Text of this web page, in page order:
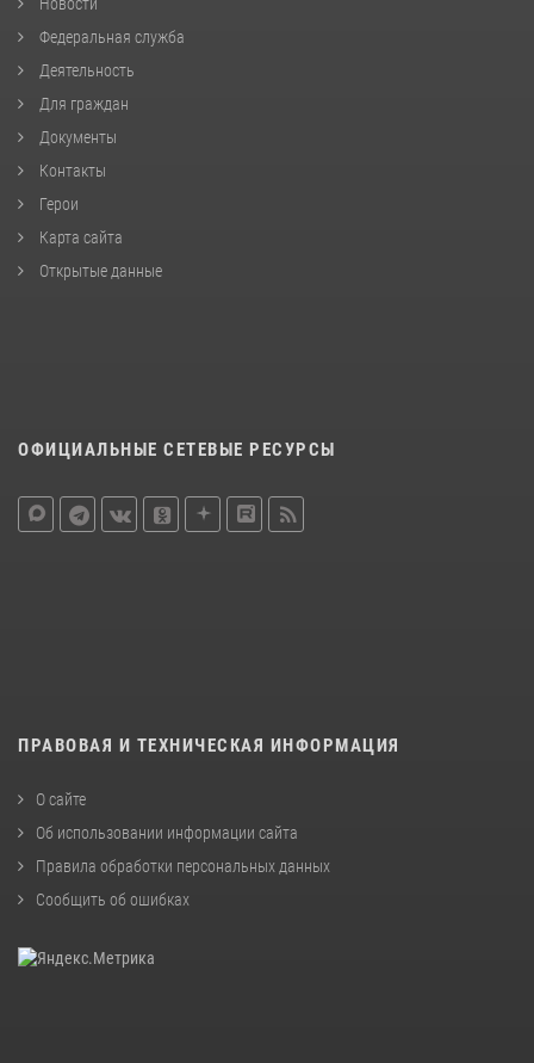
Федеральная служба
Деятельность
Для граждан
Документы
Контакты
Герои
Карта сайта
Открытые данные
ОФИЦИАЛЬНЫЕ СЕТЕВЫЕ РЕСУРСЫ
ПРАВОВАЯ И ТЕХНИЧЕСКАЯ ИНФОРМАЦИЯ
О сайте
Об использовании информации сайта
Правила обработки персональных данных
Сообщить об ошибках